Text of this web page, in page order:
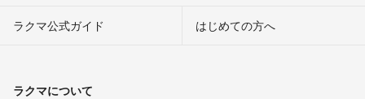
ラクマ公式ガイド はじめての方へ
ラクマについて